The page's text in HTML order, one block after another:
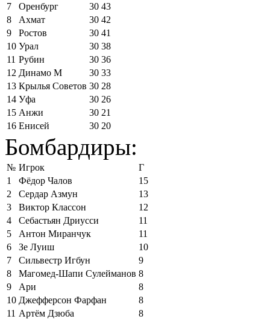
7
Оренбург 30 43
8
Ахмат 30 42
9
Ростов 30 41
10 Урал 30 38
11 Рубин 30 36
12 Динамо М 30 33
13 Крылья Советов 30 28
14 Уфа 30 26
15 Анжи 30 21
16 Енисей 30 20
Бомбардиры:
№ Игрок
Г
1
Фёдор Чалов
15
2
Сердар Азмун
13
3
Виктор Классон
12
4
Себастьян Дриусси
11
5
Антон Миранчук
11
6
Зе Луиш
10
7
Сильвестр Игбун
9
8
Магомед-Шапи Сулейманов 8
9
Ари
8
10 Джефферсон Фарфан
8
11 Артём Дзюба
8